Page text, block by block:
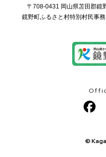
〒708-0431 岡山県苫田郡
鏡野町ふるさと村特別村民事
©